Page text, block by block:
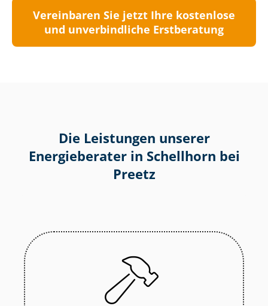
Vereinbaren Sie jetzt Ihre kostenlose
und unverbindliche Erstberatung
Die Leistungen unserer
Energieberater in Schellhorn bei
Preetz